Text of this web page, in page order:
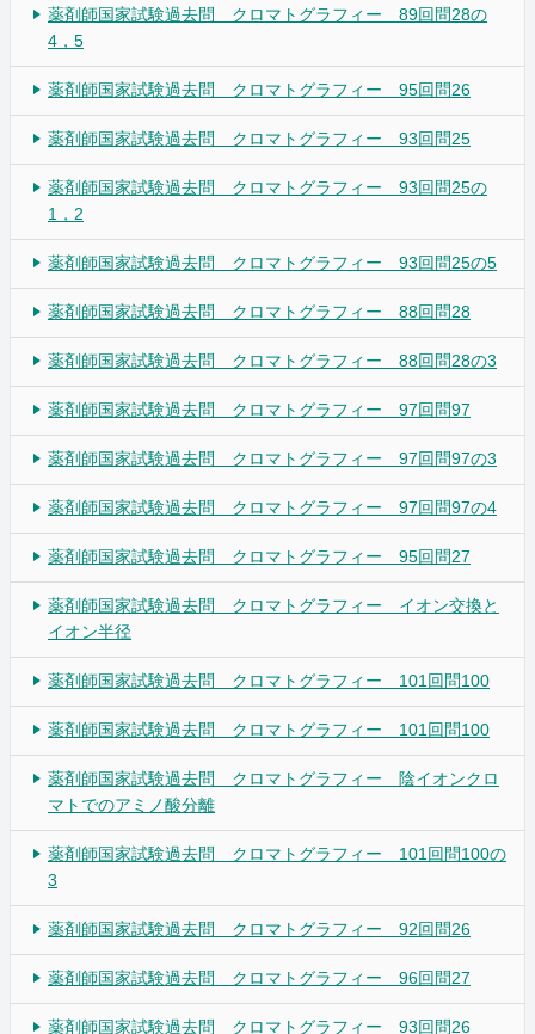
薬剤師国家試験過去問 クロマトグラフィー 89回問28の
4，5
薬剤師国家試験過去問 クロマトグラフィー 95回問26
薬剤師国家試験過去問 クロマトグラフィー 93回問25
薬剤師国家試験過去問 クロマトグラフィー 93回問25の
1，2
薬剤師国家試験過去問 クロマトグラフィー 93回問25の5
薬剤師国家試験過去問 クロマトグラフィー 88回問28
薬剤師国家試験過去問 クロマトグラフィー 88回問28の3
薬剤師国家試験過去問 クロマトグラフィー 97回問97
薬剤師国家試験過去問 クロマトグラフィー 97回問97の3
薬剤師国家試験過去問 クロマトグラフィー 97回問97の4
薬剤師国家試験過去問 クロマトグラフィー 95回問27
薬剤師国家試験過去問 クロマトグラフィー イオン交換と
イオン半径
薬剤師国家試験過去問 クロマトグラフィー 101回問100
薬剤師国家試験過去問 クロマトグラフィー 101回問100
薬剤師国家試験過去問 クロマトグラフィー 陰イオンクロ
マトでのアミノ酸分離
薬剤師国家試験過去問 クロマトグラフィー 101回問100の
3
薬剤師国家試験過去問 クロマトグラフィー 92回問26
薬剤師国家試験過去問 クロマトグラフィー 96回問27
薬剤師国家試験過去問 クロマトグラフィー 93回問26